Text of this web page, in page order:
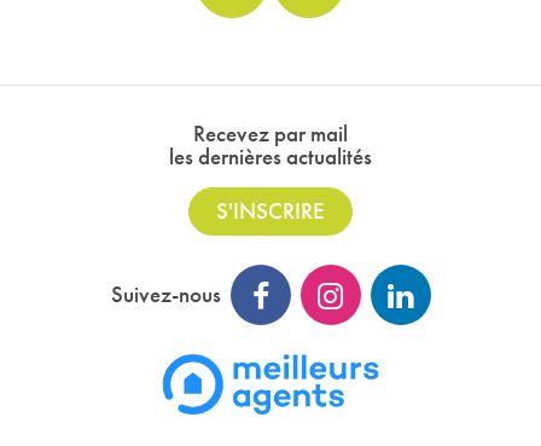
Recevez par mail
les dernières actualités
S'INSCRIRE
Suivez-nous